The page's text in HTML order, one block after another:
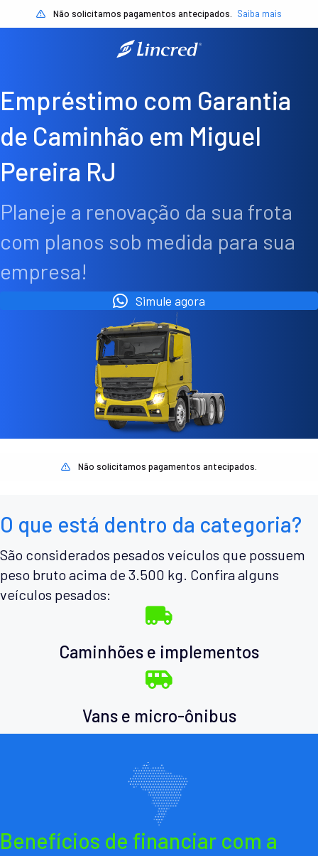
Não solicitamos pagamentos antecipados. Saiba mais
Empréstimo com Garantia
de Caminhão em Miguel
Pereira RJ
Planeje a renovação da sua frota
com planos sob medida para sua
empresa!
Simule agora
Não solicitamos pagamentos antecipados.
O que está dentro da categoria?
São considerados pesados veículos que possuem
peso bruto acima de 3.500 kg. Confira alguns
veículos pesados:
Caminhões e implementos
Vans e micro-ônibus
Benefícios de financiar com a